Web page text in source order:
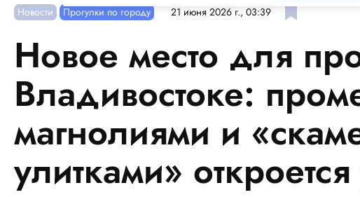
Новости Прогулки по городу 21 июня 2026 г., 03:39
Новое место для
Владивостоке:
магнолиями и
улитками»